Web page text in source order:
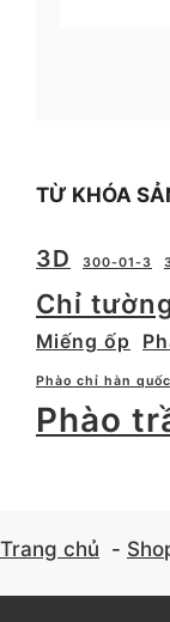
TỪ KHÓA
3D 300-01-3
Chỉ
Miếng ốp
Phào chỉ hàn quốc
Phào
Trang chủ